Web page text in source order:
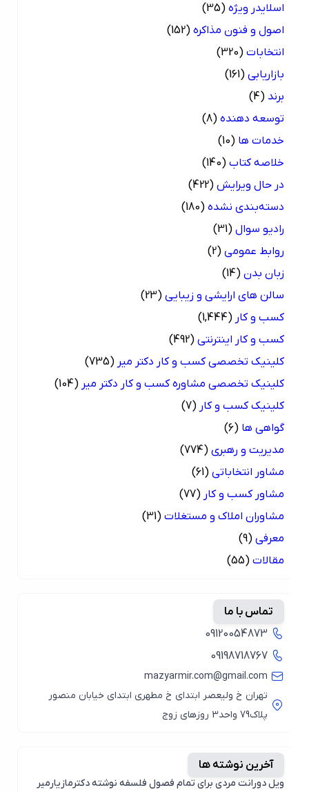
اسلایدر ویژه (35)
اصول و فنون مذاکره (152)
انتخابات (320)
بازاریابی (161)
(4)
توسعه دهنده (8)
خدمات ها (10)
خلاصه کتاب (140)
در حال ویرایش (422)
دسته‌بندی نشده (180)
رادیو سوال (31)
روابط عمومی (2)
زبان بدن (14)
سالن های ارایشی و زیبایی (23)
کسب و کار (1,444)
کسب و کار اینترنتی (492)
کلینیک تخصصی کسب و کار دکتر میر (735)
کلینیک تخصصی مشاوره کسب و کار دکتر میر (104)
کلینیک کسب و کار (7)
گواهی ها (6)
مدیریت و رهبری (774)
مشاور انتخاباتی (61)
مشاور کسب و کار (77)
مشاوران املاک و مستغلات (31)
معرفی (9)
مقالات (55)
تماس با ما
09120054873
09198718767
mazyarmir.com@gmail.com
تهران خ ولیعصر ابتدای خ مطهری ابتدای خیابان منصور
پلاک79 واحد3 روزهای زوج
آخرین نوشته ها
ویل دورانت مردی برای تمام فصول فلسفه نوشته دکترمازیارمیر